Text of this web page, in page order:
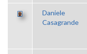
Daniele
Casagrande